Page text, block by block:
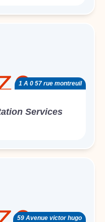
1 A 0 57 rue montreuil
Services
59 Avenue victor hugo